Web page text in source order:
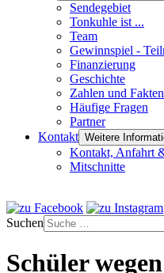
Sendegebiet
Tonkuhle ist ...
Team
Gewinnspiel -
Finanzierung
Geschichte
Zahlen und Fakten
Häufige Fragen
Partner
Kontakt Weitere
Kontakt, Anfahrt
Mitschnitte
Suchen
Schüler